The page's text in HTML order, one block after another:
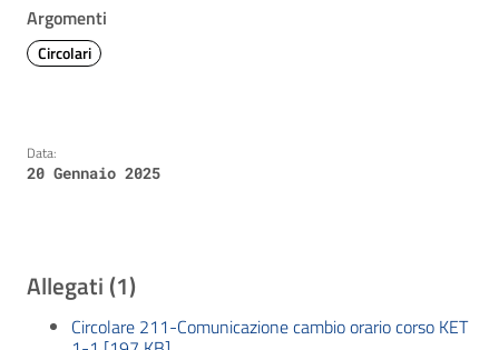
Argomenti
Circolari
Data:
20 Gennaio 2025
Allegati (1)
Circolare 211-Comunicazione cambio orario corso KET